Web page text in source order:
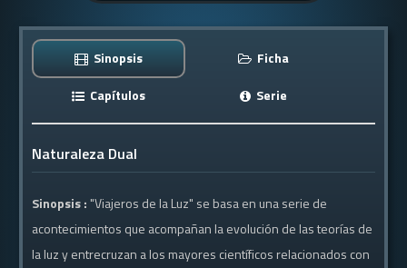
Sinopsis
Ficha
Capítulos
Serie
Naturaleza Dual
Sinopsis : "Viajeros de la Luz" se basa en una serie de
acontecimientos que acompañan la evolución de las teorías de
la luz y entrecruzan a los mayores científicos relacionados con